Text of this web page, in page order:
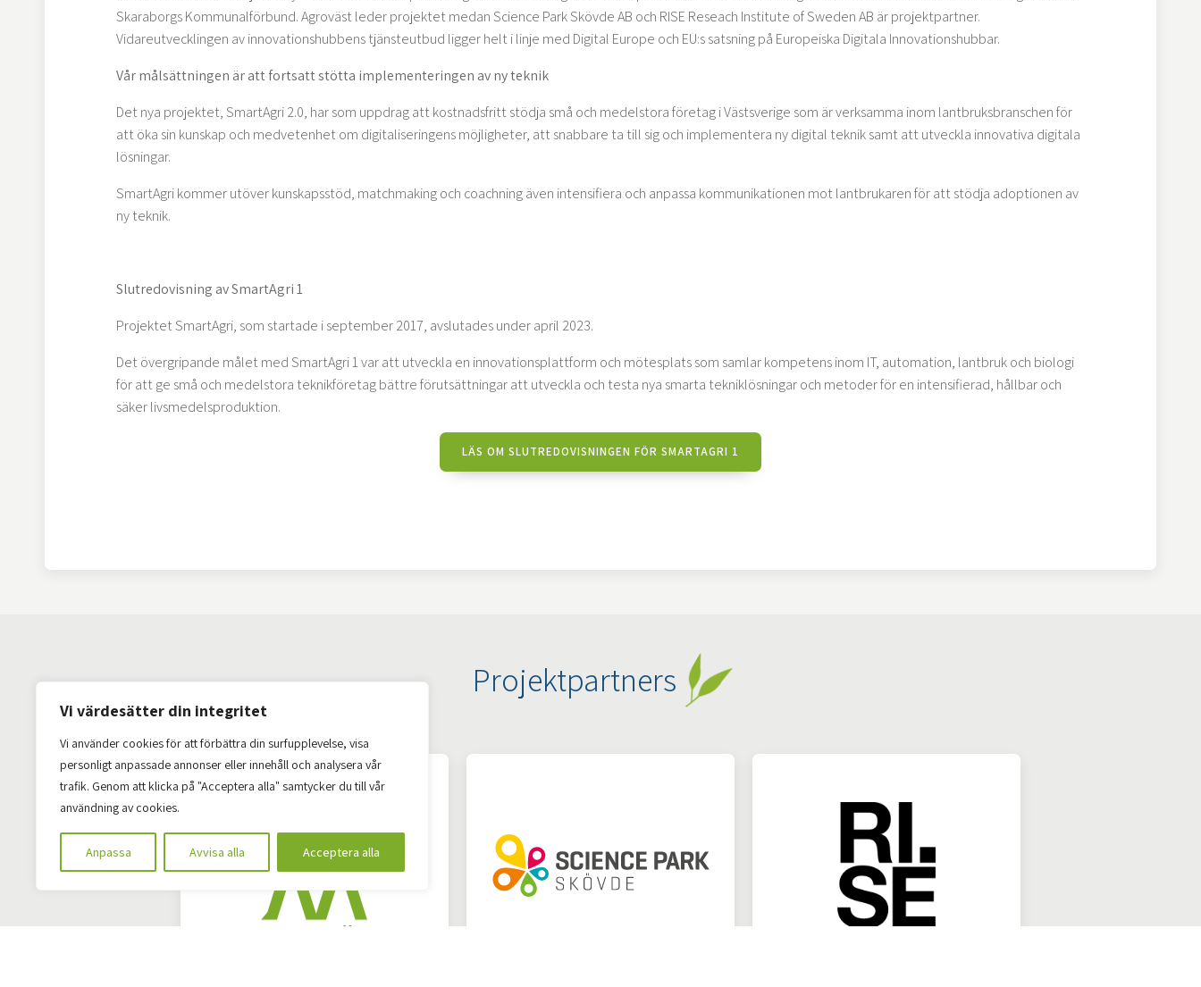
Vi värdesätter din integritet
Vi använder cookies för att förbättra din surfupplevelse, visa
personligt anpassade annonser eller innehåll och analysera vår
trafik. Genom att klicka på "Acceptera alla" samtycker du till vår
användning av cookies.
Anpassa Avvisa alla Acceptera alla
Skaraborgs Kommunalförbund. Agroväst leder projektet medan Science Park Skövde AB och RISE Reseach Institute of Sweden AB är projektpartner.
Vidareutvecklingen av innovationshubbens tjänsteutbud ligger helt i linje med Digital Europe och EU:s satsning på Europeiska Digitala Innovationshubbar.
Vår målsättningen är att fortsatt stötta implementeringen av ny teknik
Det nya projektet, SmartAgri 2.0, har som uppdrag att kostnadsfritt stödja små och medelstora företag i Västsverige som är verksamma inom lantbruksbranschen för
att öka sin kunskap och medvetenhet om digitaliseringens möjligheter, att snabbare ta till sig och implementera ny digital teknik samt att utveckla innovativa digitala
lösningar.
SmartAgri kommer utöver kunskapsstöd, matchmaking och coachning även intensifiera och anpassa kommunikationen mot lantbrukaren för att stödja adoptionen av
ny teknik.
Slutredovisning av SmartAgri 1
Projektet SmartAgri, som startade i september 2017, avslutades under april 2023.
Det övergripande målet med SmartAgri 1 var att utveckla en innovationsplattform och mötesplats som samlar kompetens inom IT, automation, lantbruk och biologi
för att ge små och medelstora teknikföretag bättre förutsättningar att utveckla och testa nya smarta tekniklösningar och metoder för en intensifierad, hållbar och
säker livsmedelsproduktion.
LÄS OM SLUTREDOVISNINGEN FÖR SMARTAGRI 1
Projektpartners